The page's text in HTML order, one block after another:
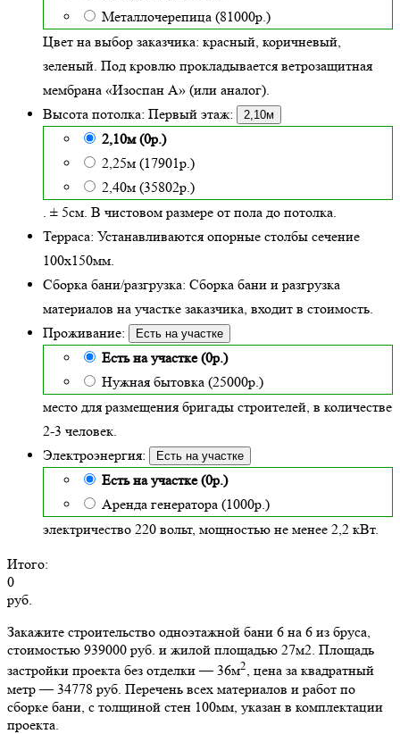
Металлочерепица (81000р.)
Цвет на выбор заказчика: красный, коричневый,
зеленый. Под кровлю прокладывается ветрозащитная
мембрана «Изоспан А» (или аналог).
Высота потолка: Первый этаж: 2,10м
2,10м (0р.)
2,25м (17901р.)
2,40м (35802р.)
. ± 5см. В чистовом размере от пола до потолка.
Терраса: Устанавливаются опорные столбы сечение
100х150мм.
Сборка бани/разгрузка: Сборка бани и разгрузка
материалов на участке заказчика, входит в стоимость.
Проживание:
Есть на участке
Есть на участке (0р.)
Нужная бытовка (25000р.)
место для размещения бригады строителей, в количестве
2-3 человек.
Электроэнергия:
Есть на участке
Есть на участке (0р.)
Аренда генератора (1000р.)
электричество 220 вольт, мощностью не менее 2,2 кВт.
Итого:
0
руб.
Закажите строительство одноэтажной бани 6 на 6 из бруса,
стоимостью 939000 руб. и жилой площадью 27м2. Площадь
застройки проекта без отделки — 36м2, цена за квадратный
метр — 34778 руб. Перечень всех материалов и работ по
сборке бани, с толщиной стен 100мм, указан в комплектации
проекта.